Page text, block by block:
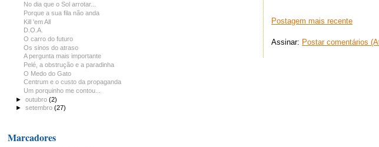
Postagem mais recente
Assinar: Postar comentários
No dia que o Sol arrotar...
Porque a sua fila não anda
Kill 'em All
D.O.A.
O carro do futuro
Os sinos do atraso
A pergunta mais importante
Pelé, a obstrução e a paradinha
O Medo do Gato
Centrum e o custo da propaganda
Um porquinho me contou...
►outubro(2)
►setembro(27)
Marcadores